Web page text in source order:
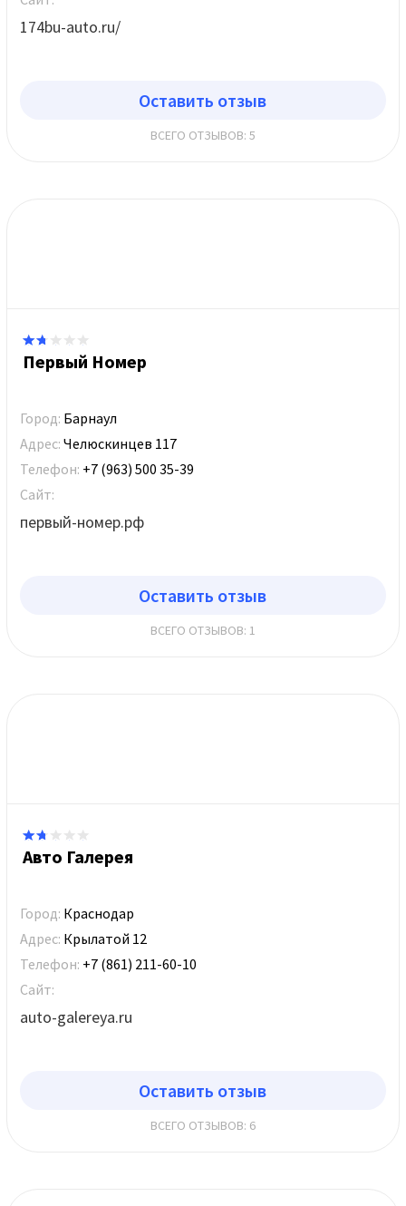
174bu-auto.ru/
Оставить отзыв
ВСЕГО ОТЗЫВОВ: 5
Первый Номер
Город: Барнаул
Адрес: Челюскинцев 117
Телефон: +7 (963) 500 35-39
Сайт:
первый-номер.рф
Оставить отзыв
ВСЕГО ОТЗЫВОВ: 1
Авто Галерея
Город: Краснодар
Адрес: Крылатой 12
Телефон: +7 (861) 211-60-10
Сайт:
auto-galereya.ru
Оставить отзыв
ВСЕГО ОТЗЫВОВ: 6